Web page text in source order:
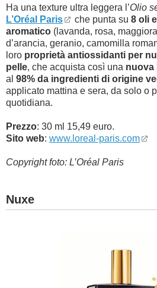
Ha una texture ultra leggera l’Olio
L’Oréal Paris
che punta su 8 oli
aromatico (lavanda, rosa,
d’arancia, geranio, camomilla
loro proprietà antiossidanti per
pelle, che acquista così una nuova
al 98% da ingredienti di origine
applicato mattina e sera, da solo o
quotidiana.
Prezzo: 30 ml 15,49 euro.
Sito web: www.loreal-paris.com
Copyright foto: L’Oréal Paris
Nuxe